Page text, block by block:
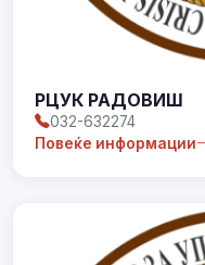
РЦУК РАДОВИШ
032-632274
Повеќе информации